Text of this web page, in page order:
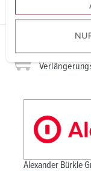
u
w
a
Kauf für
Alexander Bürkle